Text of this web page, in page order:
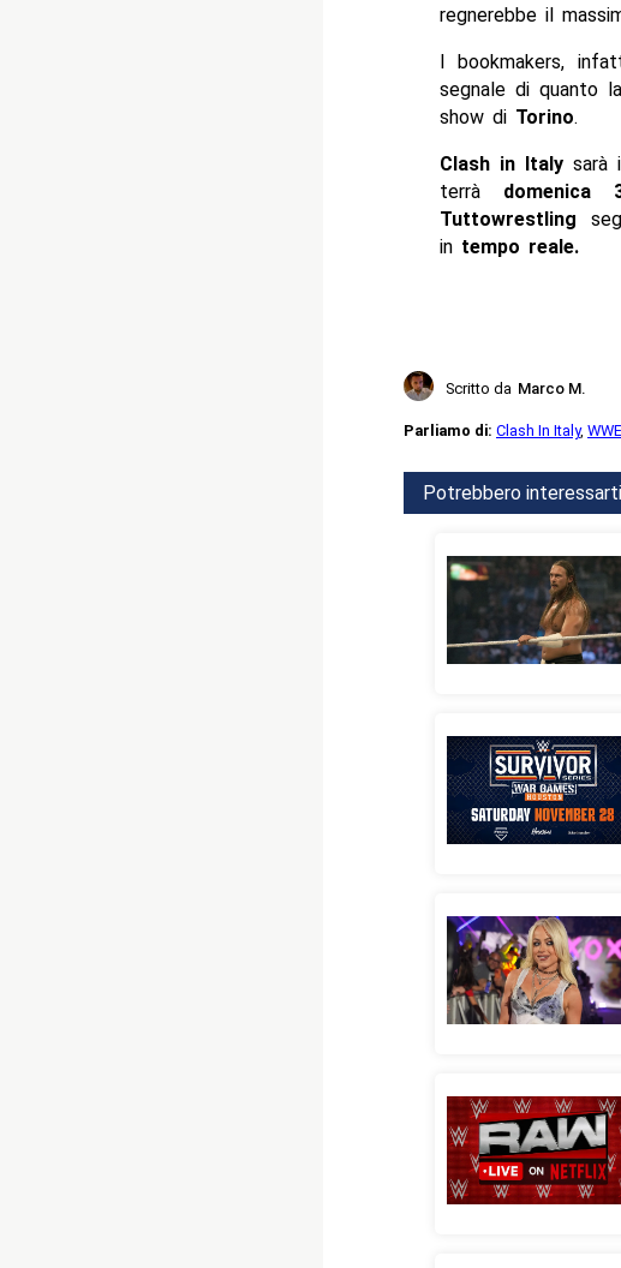
regnerebbe il
I bookmakers,
segnale di quanto
show di Torino.
Clash in Italy sarà
terrà domenica
Tuttowrestling
in tempo reale.
Scritto da Marco M.
Parliamo di: Clash In Italy, WWE
Potrebbero interessarti